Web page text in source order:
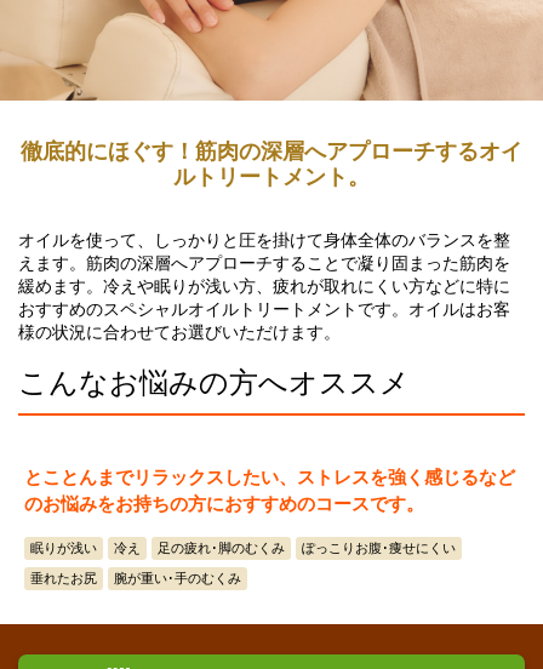
徹底的にほぐす！筋肉の深層へアプローチするオイ
ルトリートメント。
オイルを使って、しっかりと圧を掛けて身体全体のバランスを整
えます。筋肉の深層へアプローチすることで凝り固まった筋肉を
緩めます。冷えや眠りが浅い方、疲れが取れにくい方などに特に
おすすめのスペシャルオイルトリートメントです。オイルはお客
様の状況に合わせてお選びいただけます。
こんなお悩みの方へオススメ
とことんまでリラックスしたい、ストレスを強く感じるなど
のお悩みをお持ちの方におすすめのコースです。
眠りが浅い 冷え 足の疲れ･脚のむくみ ぽっこりお腹･痩せにくい
垂れたお尻 腕が重い･手のむくみ